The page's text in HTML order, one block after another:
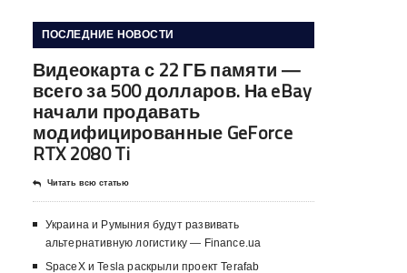
ПОСЛЕДНИЕ НОВОСТИ
Видеокарта с 22 ГБ памяти —
всего за 500 долларов. На eBay
начали продавать
модифицированные GeForce
RTX 2080 Ti
Читать всю статью
Украина и Румыния будут развивать
альтернативную логистику — Finance.ua
SpaceX и Tesla раскрыли проект Terafab